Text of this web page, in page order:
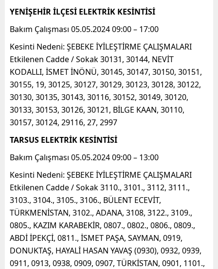
YENİŞEHİR İLÇESİ ELEKTRİK KESİNTİSİ
Bakım Çalışması 05.05.2024 09:00 – 17:00
Kesinti Nedeni: ŞEBEKE İYİLEŞTİRME ÇALIŞMALARI
Etkilenen Cadde / Sokak 30131, 30144, NEVİT
KODALLI, İSMET İNÖNÜ, 30145, 30147, 30150, 30151,
30155, 19, 30125, 30127, 30129, 30123, 30128, 30122,
30130, 30135, 30143, 30116, 30152, 30149, 30120,
30133, 30153, 30126, 30121, BİLGE KAAN, 30110,
30157, 30124, 29116, 27, 2997
TARSUS ELEKTRİK KESİNTİSİ
Bakım Çalışması 05.05.2024 09:00 – 13:00
Kesinti Nedeni: ŞEBEKE İYİLEŞTİRME ÇALIŞMALARI
Etkilenen Cadde / Sokak 3110., 3101., 3112, 3111.,
3103., 3104., 3105., 3106., BÜLENT ECEVİT,
TÜRKMENİSTAN, 3102., ADANA, 3108, 3122., 3109.,
0805., KAZIM KARABEKİR, 0807., 0802., 0806., 0809.,
ABDİ İPEKÇİ, 0811., İSMET PAŞA, SAYMAN, 0919,
DONUKTAŞ, HAYALİ HASAN YAVAŞ (0930), 0932, 0939,
0911, 0913, 0938, 0909, 0907, TÜRKİSTAN, 0901, 1101.,